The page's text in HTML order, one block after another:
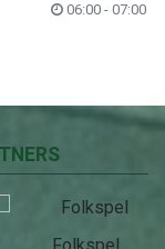
06:00 - 07:00